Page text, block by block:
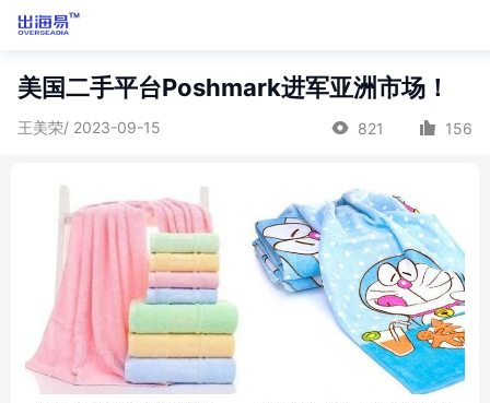
美国二手平台Poshmark进军亚洲市场！
王美荣/ 2023-09-15 821 156